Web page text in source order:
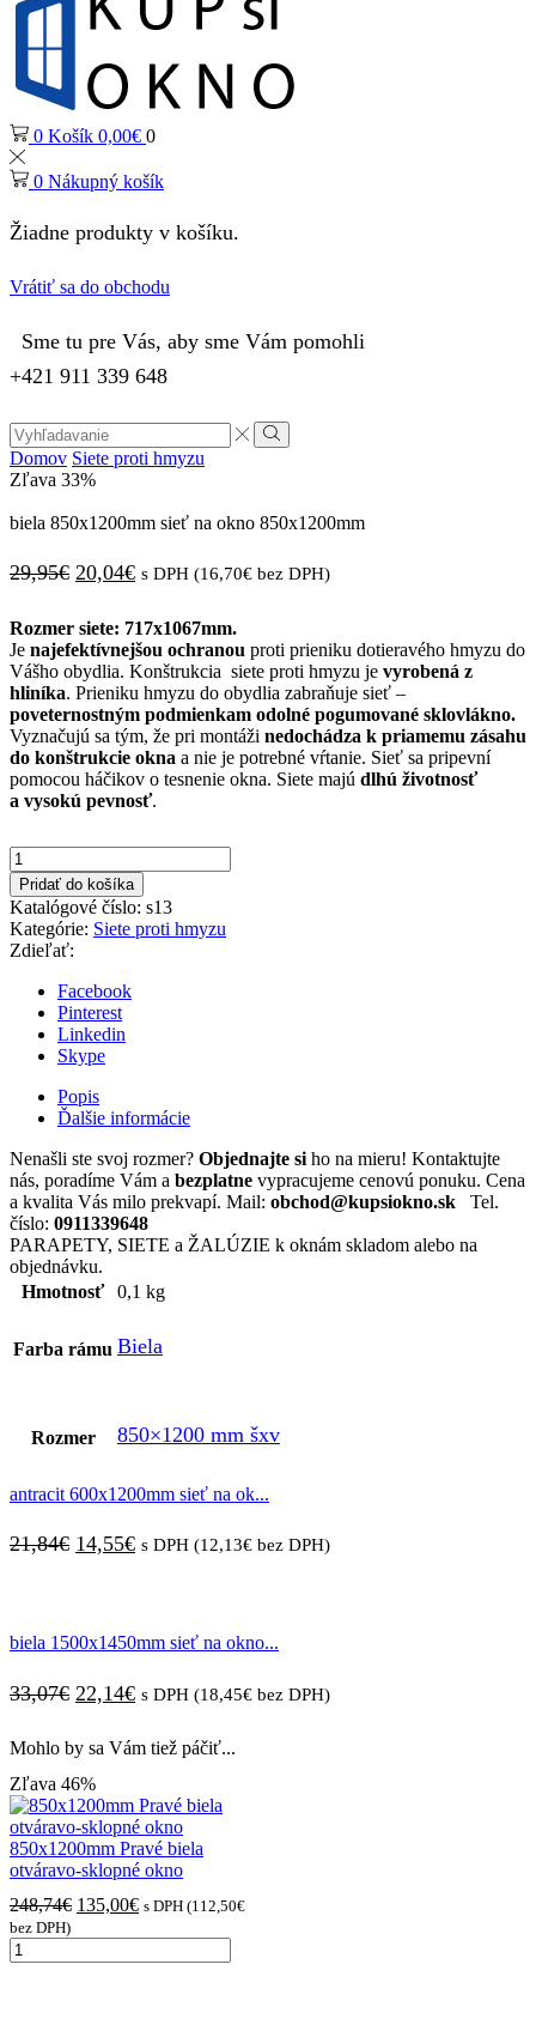
0 Košík 0,00€ 0
0 Nákupný košík
Žiadne produkty v košíku.
Vrátiť sa do obchodu
Sme tu pre Vás, aby sme Vám pomohli
+421 911 339 648
Search
input
Vyhľadávanie
Domov Siete proti hmyzu
Zľava 33%
biela 850x1200mm sieť na okno 850x1200mm
29,95€ Pôvodná
bola:
29,95€.
20,04€Aktuálna
je:
20,04€.
s DPH (16,70€ bez DPH)
Rozmer siete: 717x1067mm.
Je najefektívnejšou ochranou proti prieniku dotieravého hmyzu do
Vášho obydlia. Konštrukcia siete proti hmyzu je vyrobená z
hliníka. Prieniku hmyzu do obydlia zabraňuje sieť –
poveternostným podmienkam odolné pogumované sklovlákno.
Vyznačujú sa tým, že pri montáži nedochádza k priamemu zásahu
do konštrukcie okna a nie je potrebné vŕtanie. Sieť sa pripevní
pomocou háčikov o tesnenie okna. Siete majú dlhú životnosť
a vysokú pevnosť.
množstvo
biela
850x1200mm
sieť
na
okno
850x1200mm
Pridať do košíka
Katalógové číslo: s13
Kategórie: Siete proti hmyzu
Zdieľať:
Facebook
Pinterest
Linkedin
Skype
Popis
Ďalšie informácie
Nenašli ste svoj rozmer? Objednajte si ho na mieru! Kontaktujte
nás, poradíme Vám a bezplatne vypracujeme cenovú ponuku. Cena
a kvalita Vás milo prekvapí. Mail: obchod@kupsiokno.sk Tel.
číslo: 0911339648
PARAPETY, SIETE a ŽALÚZIE k oknám skladom alebo na
objednávku.
Hmotnosť
0,1 kg
Farba rámu Biela
Rozmer 850×1200 mm šxv
antracit 600x1200mm sieť na ok...
21,84€ Pôvodná
21,84€.
14,55€Aktuálna
14,55€.
s DPH (12,13€ bez DPH)
biela 1500x1450mm sieť na okno...
33,07€ Pôvodná
bola:
33,07€.
22,14€Aktuálna
je:
22,14€.
s DPH (18,45€ bez DPH)
Mohlo by sa Vám tiež páčiť...
Zľava 46%
850x1200mm Pravé biela
otváravo-sklopné okno
248,74€ Pôvodná
248,74€.
135,00€Aktuálna
135,00€.
s DPH (112,50€
bez DPH)
množstvo
850x1200mm